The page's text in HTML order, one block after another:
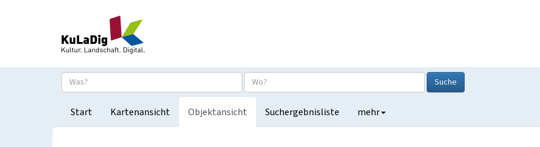
Suche
Start Kartenansicht Objektansicht Suchergebnisliste mehr